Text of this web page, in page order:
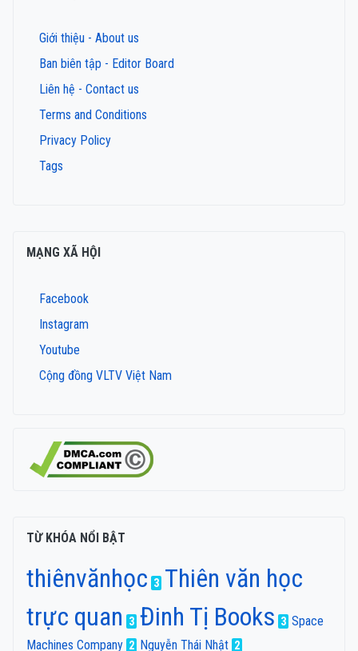
Giới thiệu - About us
Ban biên tập - Editor Board
Liên hệ - Contact us
Terms and Conditions
Privacy Policy
Tags
MẠNG XÃ HỘI
Facebook
Instagram
Youtube
Cộng đồng VLTV Việt Nam
TỪ KHÓA NỔI BẬT
thiênvănhọc 3 Thiên văn học
trực quan
3 Đinh Tị Books 3 Space
Machines Company 2 Nguyễn Thái Nhật 2